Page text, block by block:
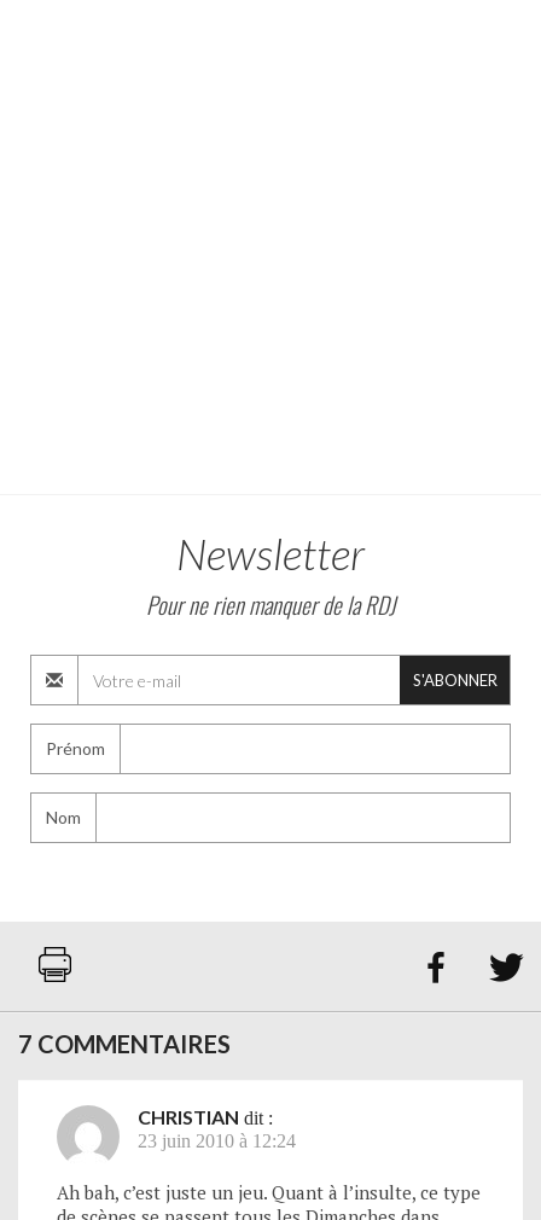
Newsletter
Pour ne rien manquer de la RDJ
S'ABONNER
Prénom
Nom
 
7 COMMENTAIRES
CHRISTIAN dit :
23 juin 2010 à 12:24
Ah bah, c’est juste un jeu. Quant à l’insulte, ce type